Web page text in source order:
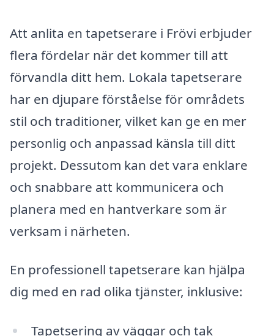
Att anlita en tapetserare i Frövi erbjuder
flera fördelar när det kommer till att
förvandla ditt hem. Lokala tapetserare
har en djupare förståelse för områdets
stil och traditioner, vilket kan ge en mer
personlig och anpassad känsla till ditt
projekt. Dessutom kan det vara enklare
och snabbare att kommunicera och
planera med en hantverkare som är
verksam i närheten.
En professionell tapetserare kan hjälpa
dig med en rad olika tjänster, inklusive:
Tapetsering av väggar och tak